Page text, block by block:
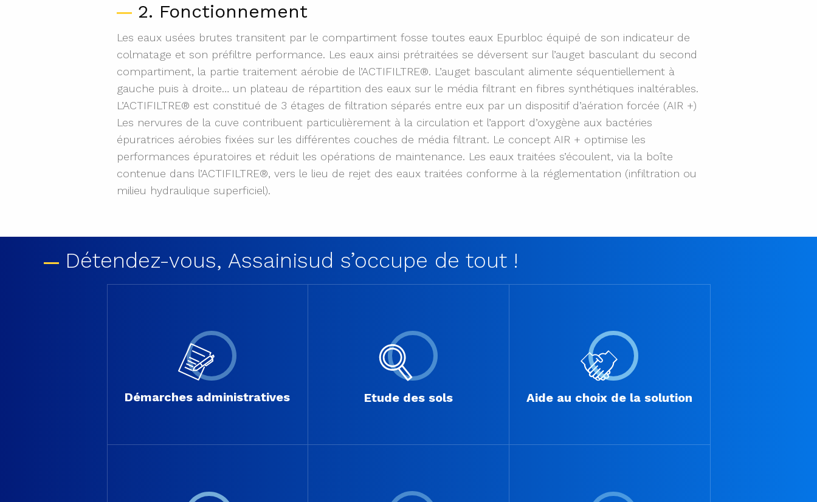
2. Fonctionnement
Les eaux usées brutes transitent par le compartiment fosse toutes eaux Epurbloc équipé de son indicateur de
colmatage et son préfiltre performance. Les eaux ainsi prétraitées se déversent sur l’auget basculant du second
compartiment, la partie traitement aérobie de l’ACTIFILTRE®. L’auget basculant alimente séquentiellement à
gauche puis à droite… un plateau de répartition des eaux sur le média filtrant en fibres synthétiques inaltérables.
L’ACTIFILTRE® est constitué de 3 étages de filtration séparés entre eux par un dispositif d’aération forcée (AIR +)
Les nervures de la cuve contribuent particulièrement à la circulation et l’apport d’oxygène aux bactéries
épuratrices aérobies fixées sur les différentes couches de média filtrant. Le concept AIR + optimise les
performances épuratoires et réduit les opérations de maintenance. Les eaux traitées s’écoulent, via la boîte
contenue dans l’ACTIFILTRE®, vers le lieu de rejet des eaux traitées conforme à la réglementation (infiltration ou
milieu hydraulique superficiel).
Détendez-vous, Assainisud s’occupe de tout !
Démarches administratives Etude des sols Aide au choix de la solution